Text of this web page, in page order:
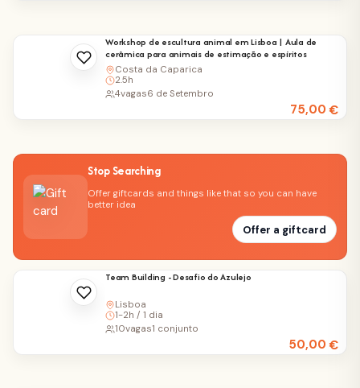
Workshop de escultura animal em Lisboa | Aula de
cerâmica para animais de estimação e espíritos
Costa da Caparica
2.5h
75,00€
4vagas6 de Setembro
Stop Searching
Offer giftcards and things like that so you can have
better idea
Offer a giftcard
Team Building - Desafio do Azulejo
Lisboa
1-2h / 1 dia
50,00€
10vagas1 conjunto